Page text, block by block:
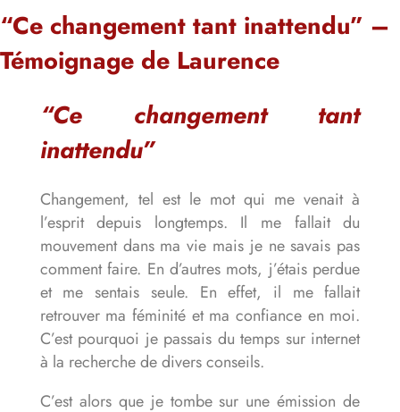
“Ce changement tant inattendu” –
Témoignage de Laurence
“Ce changement tant
inattendu”
Changement, tel est le mot qui me venait à
l’esprit depuis longtemps. Il me fallait du
mouvement dans ma vie mais je ne savais pas
comment faire. En d’autres mots, j’étais perdue
et me sentais seule. En effet, il me fallait
retrouver ma féminité et ma confiance en moi.
C’est pourquoi je passais du temps sur internet
à la recherche de divers conseils.
C’est alors que je tombe sur une émission de